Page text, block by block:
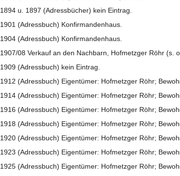
1894 u. 1897 (Adressbücher) kein Eintrag.
1901 (Adressbuch) Konfirmandenhaus.
1904 (Adressbuch) Konfirmandenhaus.
1907/08 Verkauf an den Nachbarn, Hofmetzger Röhr (s.
1909 (Adressbuch) kein Eintrag.
1912 (Adressbuch) Eigentümer: Hofmetzger Röhr;
1914 (Adressbuch) Eigentümer: Hofmetzger Röhr;
1916 (Adressbuch) Eigentümer: Hofmetzger Röhr;
1918 (Adressbuch) Eigentümer: Hofmetzger Röhr;
1920 (Adressbuch) Eigentümer: Hofmetzger Röhr;
1923 (Adressbuch) Eigentümer: Hofmetzger Röhr;
1925 (Adressbuch) Eigentümer: Hofmetzger Röhr;